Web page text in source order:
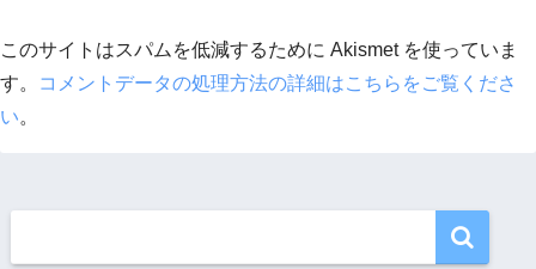
このサイトはスパムを低減するために Akismet を使っていま
す。
コメントデータの処理方法の詳細はこちらをご覧くださ
い。